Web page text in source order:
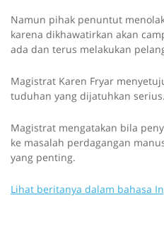
r
s
c
e
e
r
e
a
e
Namun pihak penuntut
karena dikhawatirkan akan
ada dan terus melakukan
Magistrat Karen Fryar
tuduhan yang dijatuhkan serius.
Magistrat mengatakan bila
ke masalah perdagangan
yang penting.
Lihat beritanya dalam bahasa